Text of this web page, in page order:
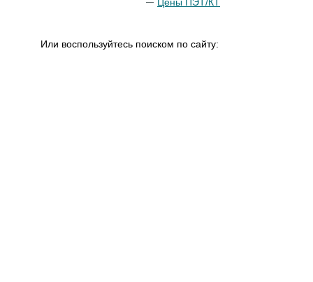
Или воспользуйтесь поиском по сайту: